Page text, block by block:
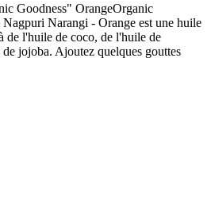
Goodness" OrangeOrganic
Narangi - Orange est une huile
de l'huile de coco, de l'huile de
jojoba. Ajoutez quelques gouttes